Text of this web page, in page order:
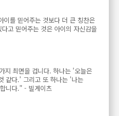
이를 믿어주는 것보다 더 큰 칭찬은
고 믿어주는 것은 아이의 자신감을
지 최면을 겁니다. 하나는 '오늘은
같다.' 그리고 또 하나는 '나는
니다." - 빌게이츠